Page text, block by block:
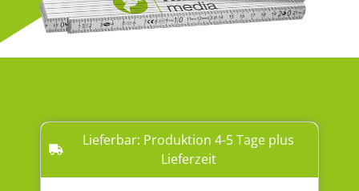
Lieferbar: Produktion 4-5 Tage plus
Lieferzeit